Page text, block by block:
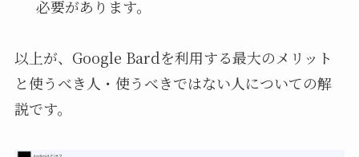
必要があります。
以上が、Google Bardを利用する最大のメリット
と使うべき人・使うべきではない人についての解
説です。